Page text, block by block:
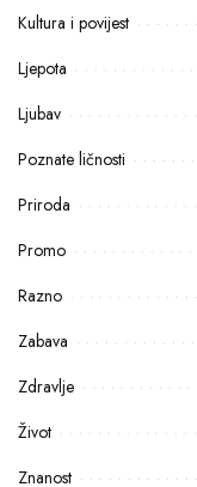
Kultura i povijest
Ljepota
Ljubav
Poznate ličnosti
Priroda
Promo
Razno
Zabava
Zdravlje
Život
Znanost